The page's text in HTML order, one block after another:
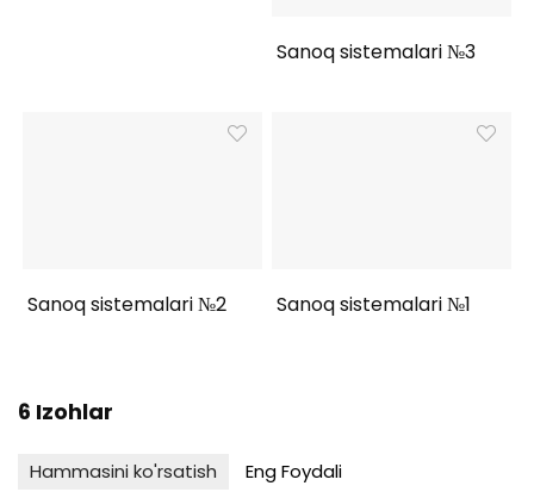
Sanoq sistemalari №3
Sanoq sistemalari №2 Sanoq sistemalari №1
6 Izohlar
Hammasini ko'rsatish
Eng Foydali